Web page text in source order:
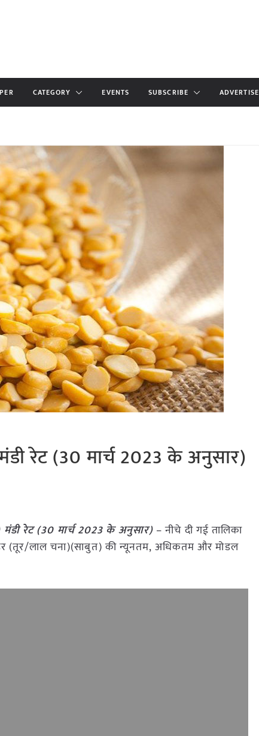
CATEGORY EVENTS SUBSCRIBE ADVERTISE
रेट (30 मार्च 2023 के अनुसार)
रेट (30 मार्च 2023 के अनुसार) – नीचे दी गई तालिका
(तूर/लाल चना)(साबुत) की न्यूनतम, अधिकतम और मोडल